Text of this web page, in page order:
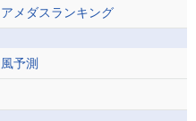
アメダスランキング
風予測